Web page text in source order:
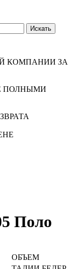
КОМПАНИИ ЗА
ПОЛНЫМИ
Поло
ОБЪЕМ